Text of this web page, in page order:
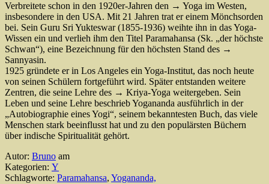
Verbreitete schon in den 1920er-Jahren den → Yoga im Westen,
insbesondere in den USA. Mit 21 Jahren trat er einem Mönchsorden
bei. Sein Guru Sri Yukteswar (1855-1936) weihte ihn in das Yoga-
Wissen ein und verlieh ihm den Titel Paramahansa (Sk. „der höchste
Schwan“), eine Bezeichnung für den höchsten Stand des →
Sannyasin.
1925 gründete er in Los Angeles ein Yoga-Institut, das noch heute
von seinen Schülern fortgeführt wird. Später entstanden weitere
Zentren, die seine Lehre des → Kriya-Yoga weitergeben. Sein
Leben und seine Lehre beschrieb Yogananda ausführlich in der
„Autobiographie eines Yogi“, seinem bekanntesten Buch, das viele
Menschen stark beeinflusst hat und zu den populärsten Büchern
über indische Spiritualität gehört.
Autor: Bruno am
Kategorien: Y
Schlagworte: Paramahansa, Yogananda,